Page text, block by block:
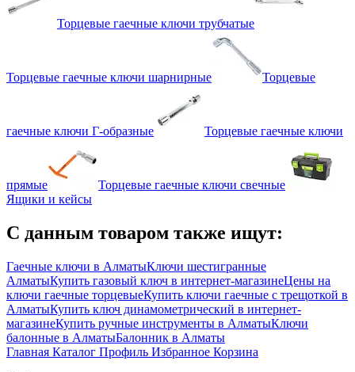
Торцевые гаечные ключи трубчатые
Торцевые гаечные ключи шарнирные Торцевые
гаечные ключи Г-образные Торцевые гаечные ключи
прямые
Торцевые гаечные ключи свечные
Ящики и кейсы
С данным товаром также ищут:
Гаечные ключи в АлматыКлючи шестигранные
АлматыКупить газовый ключ в интернет-магазинеЦены на
ключи гаечные торцевыеКупить ключи гаечные с трещоткой в
АлматыКупить ключ динамометрический в интернет-
магазинеКупить ручные инструменты в АлматыКлючи
балонные в АлматыБалонник в Алматы
Главная Каталог Профиль Избранное Корзина